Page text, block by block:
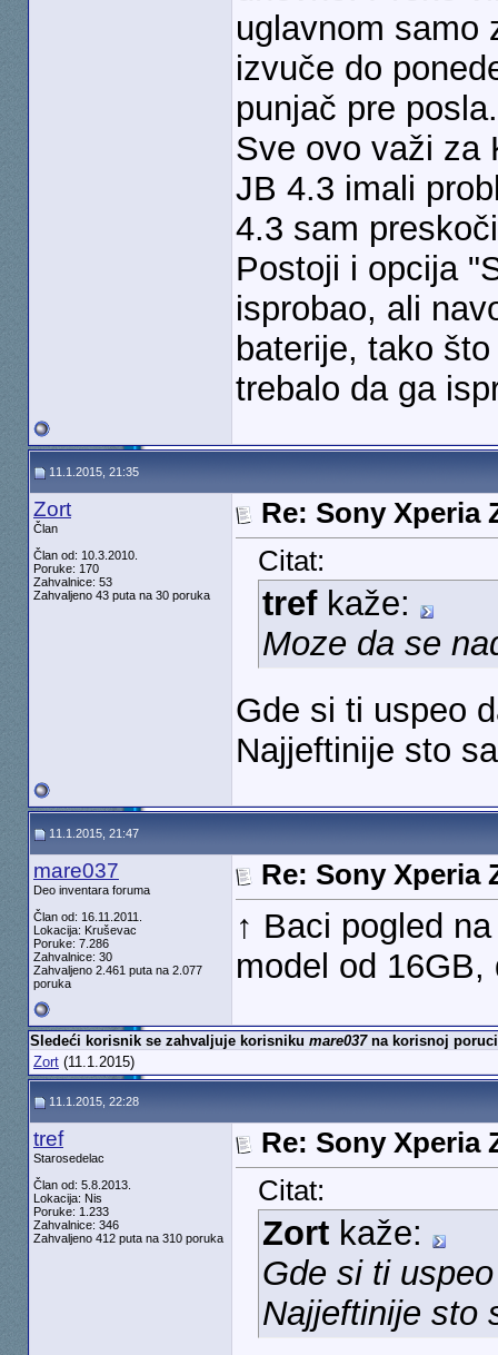
uglavnom samo
izvuče do
punjač pre posla.
Sve ovo važi za
JB 4.3 imali
4.3 sam
Postoji i opcija
isprobao, ali
baterije, tako
trebalo da ga
11.1.2015, 21:35
Zort
Član
Član od: 10.3.2010.
Poruke: 170
Zahvalnice: 53
Zahvaljeno 43 puta na 30 poruka
Re: Sony Xperia
Citat:
trefkaže:
Moze da se
Gde si ti uspeo
Najjeftinije sto
11.1.2015, 21:47
mare037
Deo inventara foruma
Član od: 16.11.2011.
Lokacija: Kruševac
Poruke: 7.286
Zahvalnice: 30
Zahvaljeno 2.461 puta na 2.077
poruka
Re: Sony Xperia
↑ Baci pogled
model od
Sledeći korisnik se zahvaljuje korisniku mare037na korisnoj
Zort(11.1.2015)
11.1.2015, 22:28
tref
Starosedelac
Član od: 5.8.2013.
Lokacija: Nis
Poruke: 1.233
Zahvalnice: 346
Zahvaljeno 412 puta na 310 poruka
Re: Sony Xperia
Citat:
Zortkaže:
Gde si ti
Najjeftinije sto